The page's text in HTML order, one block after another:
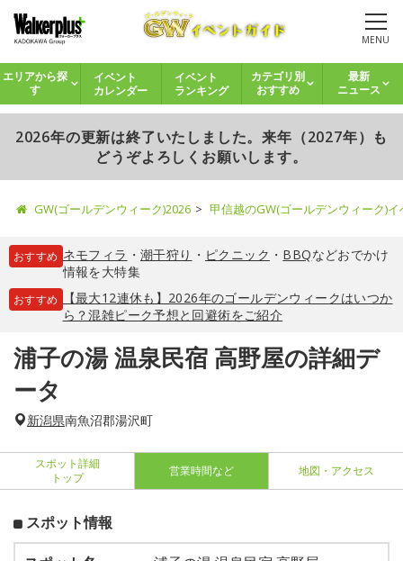
MENU
エリアから探
す
イベント
カレンダー
イベント
ランキング
カテゴリ別
おすすめ
最新
ニュース
2026年の更新は終了いたしました。来年（2027年）も
どうぞよろしくお願いします。
GW(ゴールデンウィーク)2026 甲信越のGW(ゴールデンウィーク)
おすすめ ネモフィラ ・ 潮干狩り ・ ピクニック ・ BBQなどおでかけ
情報を大特集
おすすめ
【最大12連休も】2026年のゴールデンウィークはいつか
ら？混雑ピーク予想と回避術をご紹介
浦子の湯 温泉民宿 高野屋の詳細デ
ータ
新潟県南魚沼郡湯沢町
スポット詳細
トップ
営業時間など 地図・アクセス
スポット情報